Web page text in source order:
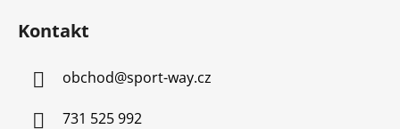
Kontakt
obchod@sport-way.cz
731 525 992